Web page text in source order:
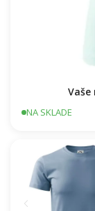
NA SKLADE